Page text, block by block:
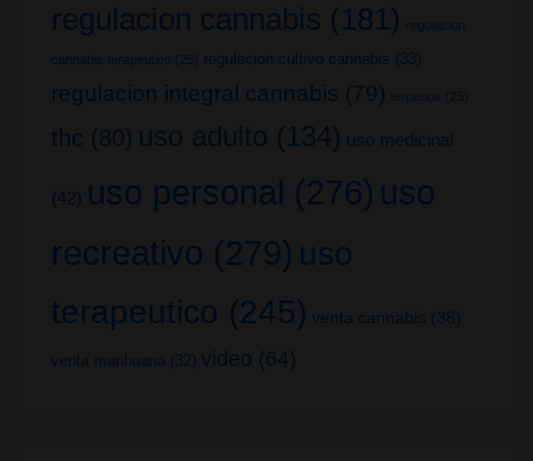
regulacion cannabis (181) regulacion
cannabis terapeutico (25) regulacion cultivo cannabis (33)
regulacion integral cannabis (79) terpenos (25)
thc (80) uso adulto (134) uso medicinal
(42) uso personal (276) uso
recreativo (279) uso
terapeutico (245) venta cannabis (38)
venta marihuana (32) video (64)